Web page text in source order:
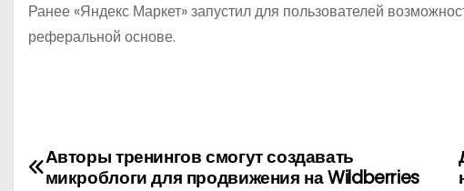
Ранее «Яндекс Маркет» запустил для пользователей
реферальной основе.
НАвторы тренингов смогут создавать
микроблоги для продвижения на Wildberries